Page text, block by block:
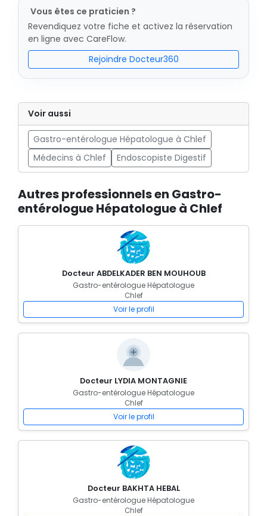
Vous êtes ce praticien ?
Revendiquez votre fiche et activez la réservation
en ligne avec CareFlow.
Rejoindre Docteur360
Voir aussi
Gastro-entérologue Hépatologue à Chlef
Médecins à Chlef
Endoscopiste Digestif
Autres professionnels en Gastro-
entérologue Hépatologue à Chlef
Docteur ABDELKADER BEN MOUHOUB
Gastro-entérologue Hépatologue
Chlef
Voir le profil
Docteur LYDIA MONTAGNIE
Gastro-entérologue Hépatologue
Chlef
Voir le profil
Docteur BAKHTA HEBAL
Gastro-entérologue Hépatologue
Chlef